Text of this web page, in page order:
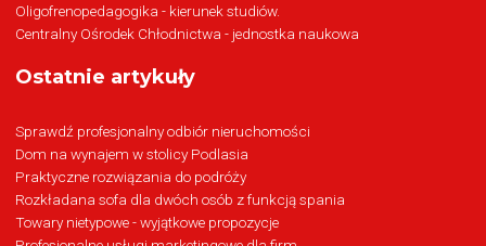
Oligofrenopedagogika - kierunek studiów.
Centralny Ośrodek Chłodnictwa - jednostka naukowa
Ostatnie artykuły
Sprawdź profesjonalny odbiór nieruchomości
Dom na wynajem w stolicy Podlasia
Praktyczne rozwiązania do podróży
Rozkładana sofa dla dwóch osób z funkcją spania
Towary nietypowe - wyjątkowe propozycje